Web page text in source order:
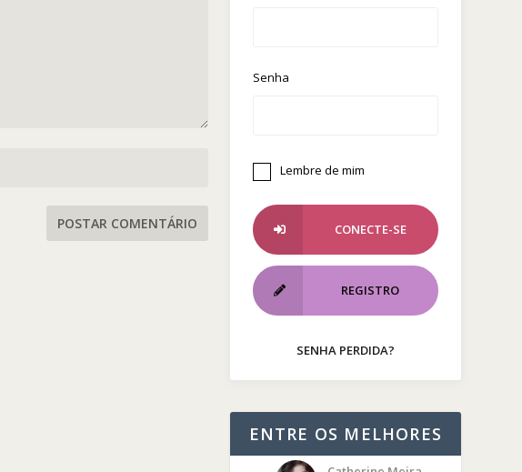
Senha
Lembre de mim
CONECTE-SE
REGISTRO
SENHA PERDIDA?
ENTRE OS MELHORES